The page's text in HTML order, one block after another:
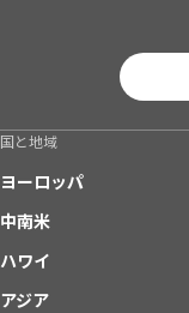
国と地域
ヨーロッパ
中南米
ハワイ
アジア